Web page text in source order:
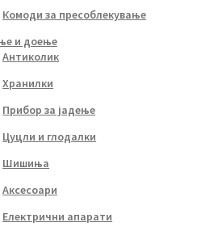
Комоди за пресоблекување
и доење
Антиколик
Хранилки
Прибор за јадење
Цуцли и глодалки
Шишиња
Аксесоари
Електрични апарати